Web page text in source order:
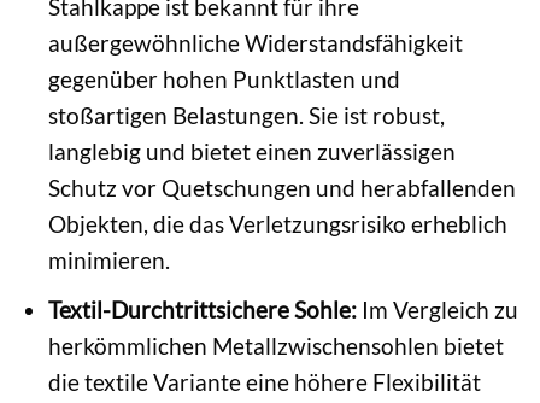
Stahlkappe ist bekannt für ihre
außergewöhnliche Widerstandsfähigkeit
gegenüber hohen Punktlasten und
stoßartigen Belastungen. Sie ist robust,
langlebig und bietet einen zuverlässigen
Schutz vor Quetschungen und herabfallenden
Objekten, die das Verletzungsrisiko erheblich
minimieren.
Textil-Durchtrittsichere Sohle:Im Vergleich zu
herkömmlichen Metallzwischensohlen bietet
die textile Variante eine höhere Flexibilität